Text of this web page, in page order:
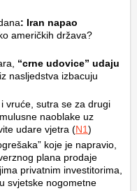
: Iran napao
američkih država?
“crne udovice” udaju
, iz nasljedstva izbacuju
vruće, sutra se za drugi
naoblake uz
udare vjetra (N1)
koje je napravio,
plana prodaje
privatnim investitorima,
svjetske nogometne